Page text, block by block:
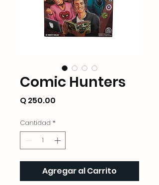
Comic Hunters
Q 250.00
Cantidad *
Agregar al Carrito